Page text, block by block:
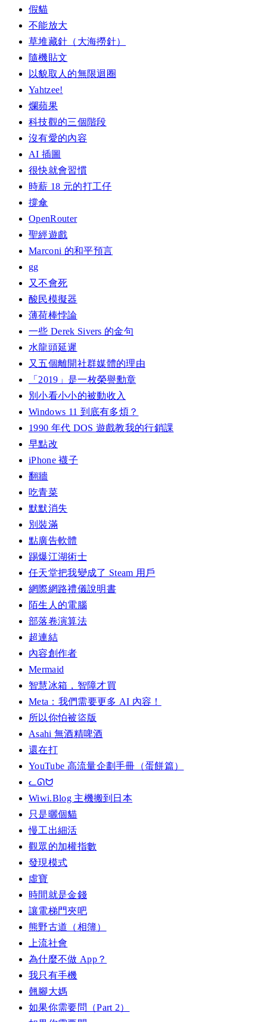
假貓
不能放大
草堆藏針（大海撈針）
隨機貼文
以貌取人的無限迴圈
Yahtzee!
爛蘋果
科技觀的三個階段
沒有愛的內容
AI 插圖
很快就會習慣
時薪 18 元的打工仔
撐傘
OpenRouter
聖經遊戲
Marconi 的和平預言
gg
又不會死
酸民模擬器
薄荷棒悖論
一些 Derek Sivers 的金句
水龍頭延遲
又五個離開社群媒體的理由
「2019」是一枚榮譽勳章
別小看小小的被動收入
Windows 11 到底有多煩？
1990 年代 DOS 遊戲教我的行銷課
早點改
iPhone 襪子
翻牆
吃青菜
默默消失
別裝滿
點廣告軟體
踢爆江湖術士
任天堂把我變成了 Steam 用戶
網際網路禮儀說明書
陌生人的電腦
部落卷演算法
超連結
內容創作者
Mermaid
智慧冰箱，智障才買
Meta：我們需要更多 AI 內容！
所以你怕被盜版
Asahi 無酒精啤酒
還在打
YouTube 高流量企劃手冊（蛋餅篇）
ᓚᘏᗢ
Wiwi.Blog 主機搬到日本
只是曬個貓
慢工出細活
觀眾的加權指數
發現模式
虛寶
時間就是金錢
讓電梯門夾吧
熊野古道（相簿）
上流社會
為什麼不做 App？
我只有手機
翹腳大媽
如果你需要問（Part 2）